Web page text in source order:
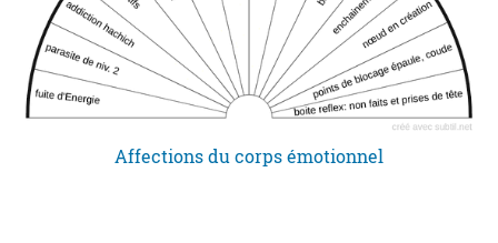
Affections du corps émotionnel